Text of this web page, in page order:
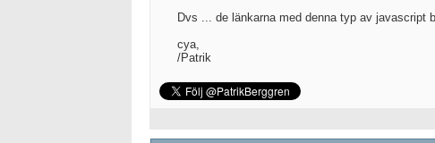
Dvs ... de länkarna med denna typ av javascript
cya,
/Patrik